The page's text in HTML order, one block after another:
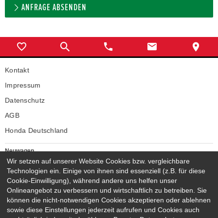
ANFRAGE ABSENDEN
Kontakt
Impressum
Datenschutz
AGB
Honda Deutschland
Neuwagen
Honda Neuwagen
Gebrauchtwagen
Honda Gebrauchtwagen
Honda Vorführwagen
Gesamtbestand
Wir setzen auf unserer Website Cookies bzw. vergleichbare
Technologien ein. Einige von ihnen sind essenziell (z.B. für diese
Cookie-Einwilligung), während andere uns helfen unser
Onlineangebot zu verbessern und wirtschaftlich zu betreiben. Sie
können die nicht-notwendigen Cookies akzeptieren oder ablehnen
sowie diese Einstellungen jederzeit aufrufen und Cookies auch